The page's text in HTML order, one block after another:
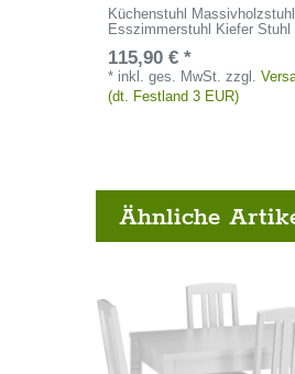
Küchenstuhl Massivholzstuhl
Esszimmerstuhl Kiefer Stuhl
115,90 € *
* inkl. ges. MwSt. zzgl.
(dt. Festland 3 EUR)
Ähnliche